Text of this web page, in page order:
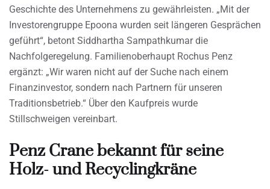
Geschichte des Unternehmens zu gewährleisten. „Mit der
Investorengruppe Epoona wurden seit längeren Gesprächen
geführt“, betont Siddhartha Sampathkumar die
Nachfolgeregelung. Familienoberhaupt Rochus Penz
ergänzt: „Wir waren nicht auf der Suche nach einem
Finanzinvestor, sondern nach Partnern für unseren
Traditionsbetrieb.“ Über den Kaufpreis wurde
Stillschweigen vereinbart.
Penz Crane bekannt für seine
Holz- und Recyclingkräne